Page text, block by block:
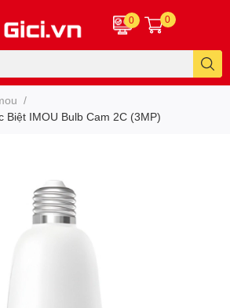
0 0
/
Biệt IMOU Bulb Cam 2C (3MP)